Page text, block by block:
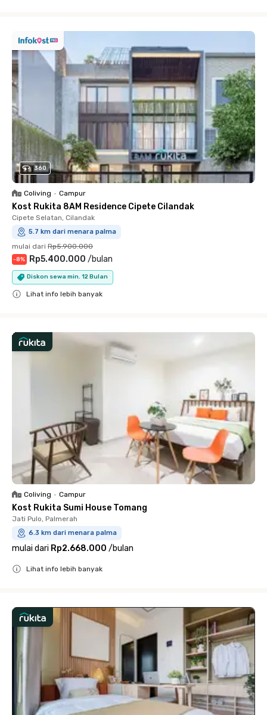
360
Coliving • Campur
Kost Rukita 8AM Residence Cipete Cilandak
Cipete Selatan, Cilandak
5.7 km dari menara palma
mulai dari Rp5.900.000
-8% Rp5.400.000 /bulan
Diskon sewa min. 12 Bulan
Lihat info lebih banyak
Coliving • Campur
Kost Rukita Sumi House Tomang
Jati Pulo, Palmerah
6.3 km dari menara palma
mulai dari Rp2.668.000 /bulan
Lihat info lebih banyak